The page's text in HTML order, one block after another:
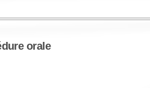
orale